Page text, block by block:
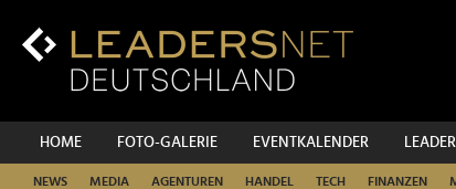
Inhalt
HOME FOTO-GALERIE EVENTKALENDER
NEWS MEDIA AGENTUREN HANDEL TECH FINANZEN